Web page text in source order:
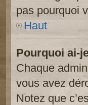
pas pourquoi
Haut
Pourquoi ai-
Chaque
vous avez
Notez que